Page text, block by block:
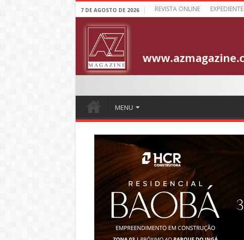
7 DE AGOSTO DE 2026 REVISTA ONLINE EXPEDIENTE
MENU